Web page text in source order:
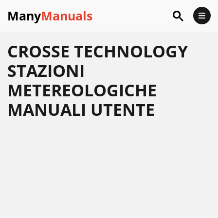
ManyManuals
CROSSE TECHNOLOGY
STAZIONI
METEREOLOGICHE
MANUALI UTENTE